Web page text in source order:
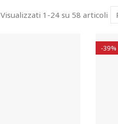
Visualizzati 1-24 su 58 articoli
-39%